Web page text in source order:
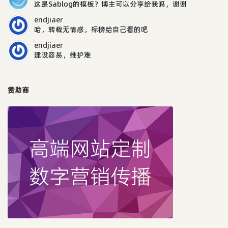
这是Sablog的模板？博主可以分享给我吗，谢谢
endjiaer
哈，转载无情感，标榜给自己看的吧
endjiaer
建设容易，维护难
赞助商